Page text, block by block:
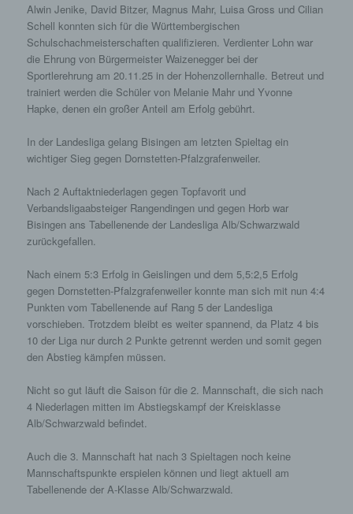
Alwin Jenike, David Bitzer, Magnus Mahr, Luisa Gross und Cilian
Schell konnten sich für die Württembergischen
Schulschachmeisterschaften qualifizieren. Verdienter Lohn war
die Ehrung von Bürgermeister Waizenegger bei der
Sportlerehrung am 20.11.25 in der Hohenzollernhalle. Betreut und
trainiert werden die Schüler von Melanie Mahr und Yvonne
Hapke, denen ein großer Anteil am Erfolg gebührt.
In der Landesliga gelang Bisingen am letzten Spieltag ein
wichtiger Sieg gegen Dornstetten-Pfalzgrafenweiler.
Nach 2 Auftaktniederlagen gegen Topfavorit und
Verbandsligaabsteiger Rangendingen und gegen Horb war
Bisingen ans Tabellenende der Landesliga Alb/Schwarzwald
zurückgefallen.
Nach einem 5:3 Erfolg in Geislingen und dem 5,5:2,5 Erfolg
gegen Dornstetten-Pfalzgrafenweiler konnte man sich mit nun 4:4
Punkten vom Tabellenende auf Rang 5 der Landesliga
vorschieben. Trotzdem bleibt es weiter spannend, da Platz 4 bis
10 der Liga nur durch 2 Punkte getrennt werden und somit gegen
den Abstieg kämpfen müssen.
Nicht so gut läuft die Saison für die 2. Mannschaft, die sich nach
4 Niederlagen mitten im Abstiegskampf der Kreisklasse
Alb/Schwarzwald befindet.
Auch die 3. Mannschaft hat nach 3 Spieltagen noch keine
Mannschaftspunkte erspielen können und liegt aktuell am
Tabellenende der A-Klasse Alb/Schwarzwald.